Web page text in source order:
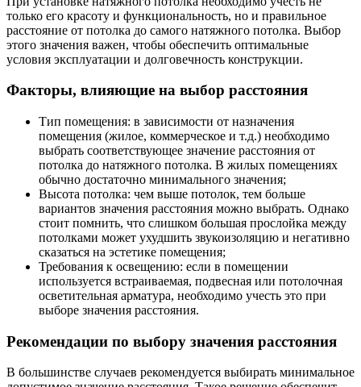
только его красоту и функциональность, но и правильное
расстояние от потолка до самого натяжного потолка. Выбор
этого значения важен, чтобы обеспечить оптимальные
условия эксплуатации и долговечность конструкции.
Факторы, влияющие на выбор расстояния
Тип помещения: в зависимости от назначения
помещения (жилое, коммерческое и т.д.) необходимо
выбрать соответствующее значение расстояния от
потолка до натяжного потолка. В жилых помещениях
обычно достаточно минимального значения;
Высота потолка: чем выше потолок, тем больше
вариантов значения расстояния можно выбрать. Однако
стоит помнить, что слишком большая прослойка между
потолками может ухудшить звукоизоляцию и негативно
сказаться на эстетике помещения;
Требования к освещению: если в помещении
используется встраиваемая, подвесная или потолочная
осветительная арматура, необходимо учесть это при
выборе значения расстояния.
Рекомендации по выбору значения расстояния
В большинстве случаев рекомендуется выбирать минимальное